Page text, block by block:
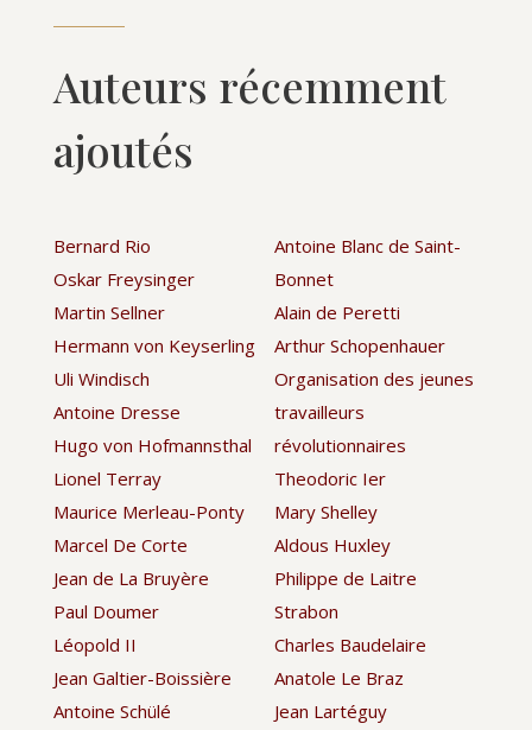
Auteurs récemment
ajoutés
Bernard Rio
Oskar Freysinger
Martin Sellner
Hermann von Keyserling
Uli Windisch
Antoine Dresse
Hugo von Hofmannsthal
Lionel Terray
Maurice Merleau-Ponty
Marcel De Corte
Jean de La Bruyère
Paul Doumer
Léopold II
Jean Galtier-Boissière
Antoine Schülé
Antoine Blanc de Saint-
Bonnet
Alain de Peretti
Arthur Schopenhauer
Organisation des jeunes
travailleurs
révolutionnaires
Theodoric Ier
Mary Shelley
Aldous Huxley
Philippe de Laitre
Strabon
Charles Baudelaire
Anatole Le Braz
Jean Lartéguy